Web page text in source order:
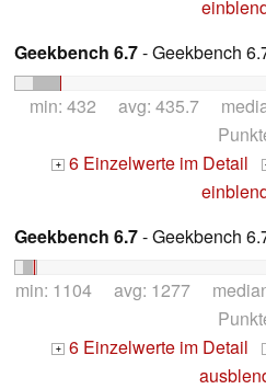
Geekbench 6.7- Geekbench
min: 432 avg: 435.7
+ 6 Einzelwerte im Detail
Geekbench 6.7- Geekbench
min: 1104 avg: 1277
+ 6 Einzelwerte im Detail